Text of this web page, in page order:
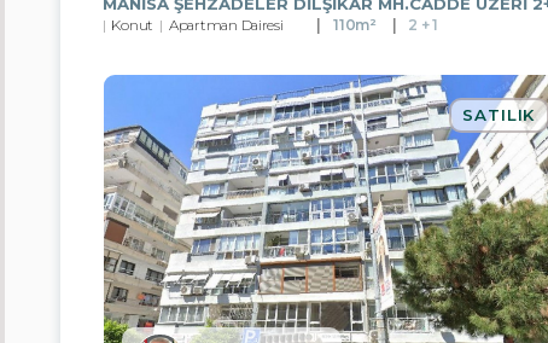
Konut Apartman Dairesi 110m² 2 + 1
SATILIK